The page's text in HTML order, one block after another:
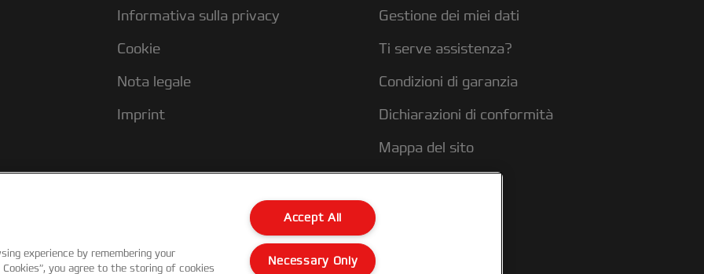
Informativa sulla privacy
Cookie
Nota legale
Imprint
Gestione dei miei dati
Ti serve assistenza?
Condizioni di garanzia
Dichiarazioni di conformità
Mappa del sito
experience by remembering your
you agree to the storing of cookies
Accept All
Necessary Only